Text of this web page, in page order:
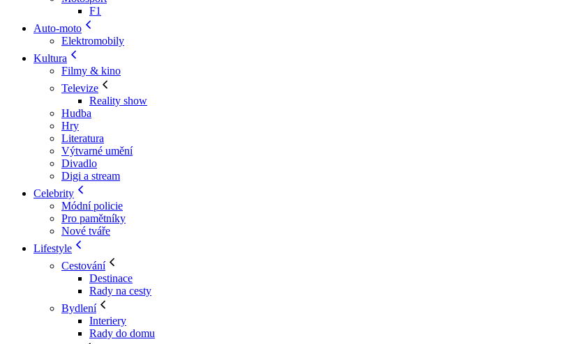
F1
Auto-moto
Elektromobily
Kultura
Filmy & kino
Televize
Reality show
Hudba
Hry
Literatura
Výtvarné umění
Divadlo
Digi a stream
Celebrity
Módní policie
Pro pamětníky
Nové tváře
Lifestyle
Cestování
Destinace
Rady na cesty
Bydlení
Interiery
Rady do domu